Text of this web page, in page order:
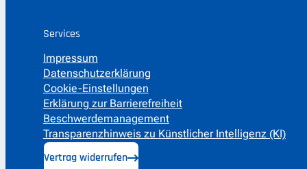
Services
Impressum
Datenschutzerklärung
Cookie-Einstellungen
Erklärung zur Barrierefreiheit
Beschwerdemanagement
Transparenzhinweis zu Künstlicher Intelligenz (KI)
Vertrag widerrufen